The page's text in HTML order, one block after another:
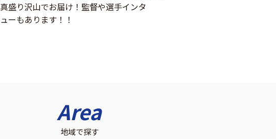
盛り沢山でお届け！監督や選手インタ
ーもあります！！
Area
地域で探す